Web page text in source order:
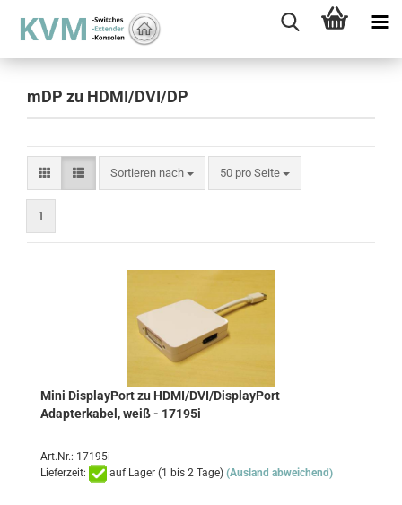
mDP zu HDMI/DVI/DP
Sortieren nach
Sortieren nach 50 pro Seite
pro Seite
1
Mini DisplayPort zu HDMI/DVI/DisplayPort
Adapterkabel, weiß - 17195i
Art.Nr.: 17195i
Lieferzeit:
auf Lager (1 bis 2 Tage) (Ausland abweichend)